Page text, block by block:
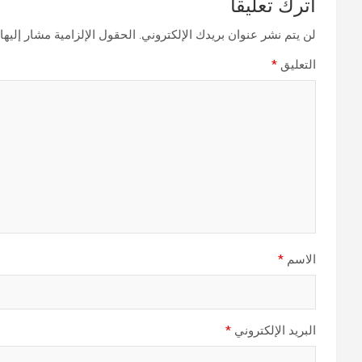
اترك تعليقاً
لن يتم نشر عنوان بريدك الإلكتروني. الحقول الإلزامية مشار
التعليق *
الاسم *
البريد الإلكتروني *